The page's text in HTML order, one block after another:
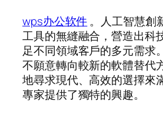
wps办公软件 。人工智慧創
工具的無縫融合，營造出科
足不同領域客戶的多元需求
不願意轉向較新的軟體替代
地尋求現代、高效的選擇來
專家提供了獨特的興趣。